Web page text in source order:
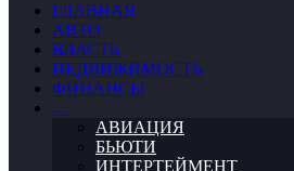
ГЛАВНАЯ
АВТО
ВЛАСТЬ
НЕДВИЖИМОСТЬ
ФИНАНСЫ
…
АВИАЦИЯ
БЬЮТИ
ИНТЕРТЕЙМЕНТ